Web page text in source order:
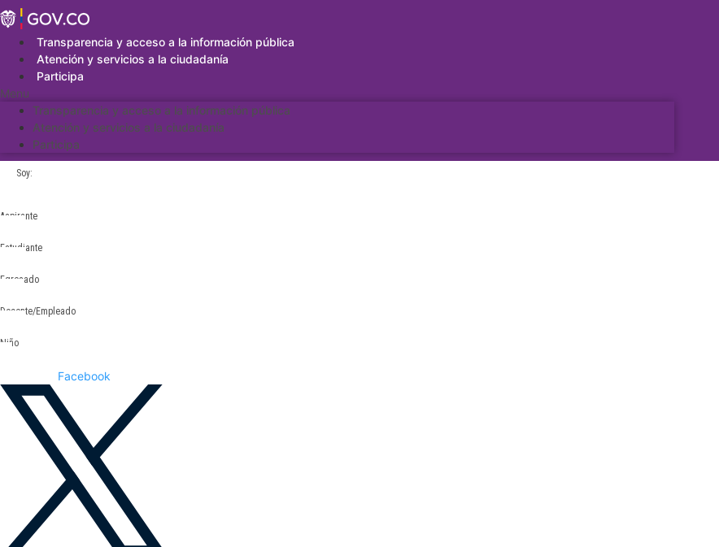
Saltar
al
contenidoTransparencia y acceso a la información pública
Atención y servicios a la ciudadanía
Participa
Menu
Transparencia y acceso a la información pública
Atención y servicios a la ciudadanía
Participa
Soy:
Aspirante
Estudiante
Egresado
Docente/Empleado
Niño
Facebook